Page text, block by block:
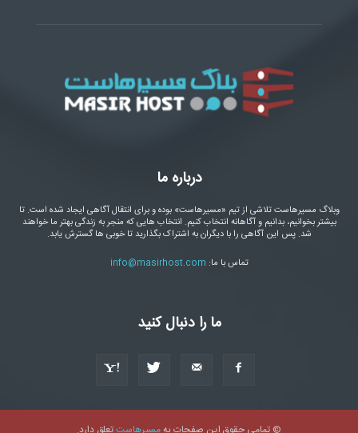
درباره ما
وبلاگ مسیرهاست تلاشی از تیم «مسیرهاست» بوده و برای انتقال آگاهی ایجاد شده است. تا
بیشتر بخوانیم، بدانیم و آگاهانه انتخاب کنیم. انتخاب هایی که منجر به زندگی بهتر ما خواهند
شد. پس این آگاهی را با دیگران به اشتراک بگذارید تا خوبی ها گسترش یابد.
تماس با ما: info@masirhost.com
ما را دنبال کنید
© تمامی حقوق این صفحات بهمسیرهاستتعلق دارد.